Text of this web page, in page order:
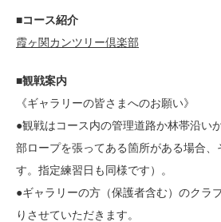
■コース紹介
霞ヶ関カンツリー倶楽部
■観戦案内
《ギャラリーの皆さまへのお願い》
●観戦はコース内の管理道路か林帯沿い
部ロープを張ってある箇所がある場合、
す。指定練習日も同様です）。
●ギャラリーの方（保護者含む）のクラ
りさせていただきます。